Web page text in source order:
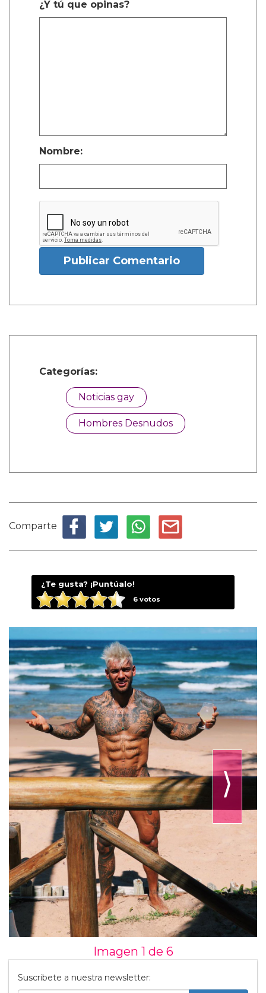
¿Y tú que opinas?
Nombre:
Publicar Comentario
Categorías:
Noticias gay
Hombres Desnudos
Comparte
¿Te gusta? ¡Puntúalo!
6votos
⟩
Imagen 1 de 6
Suscribete a nuestra newsletter: